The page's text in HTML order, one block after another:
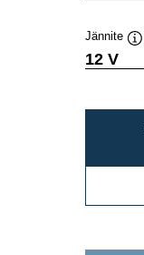
Jännite
12 V